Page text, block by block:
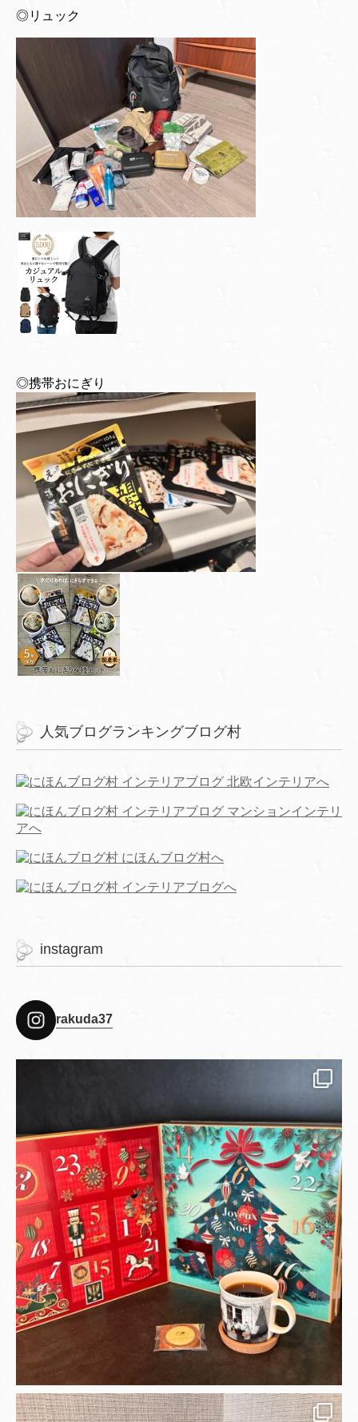
◎リュック
◎携帯おにぎり
人気ブログランキングブログ村
instagram
rakuda37